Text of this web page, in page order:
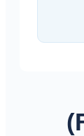
سوالات متداول (FAQ)